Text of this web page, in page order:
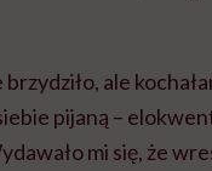
ale
pijaną –
mi się, że